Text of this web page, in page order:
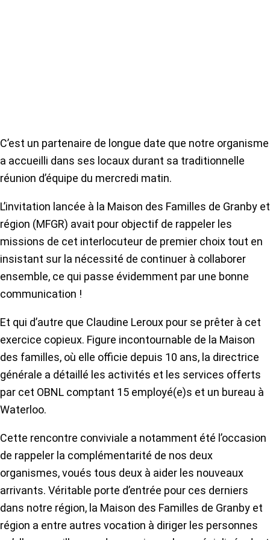
C’est un partenaire de longue date que notre organisme
a accueilli dans ses locaux durant sa traditionnelle
réunion d’équipe du mercredi matin.
L’invitation lancée à la Maison des Familles de Granby et
région (MFGR) avait pour objectif de rappeler les
missions de cet interlocuteur de premier choix tout en
insistant sur la nécessité de continuer à collaborer
ensemble, ce qui passe évidemment par une bonne
communication !
Et qui d’autre que Claudine Leroux pour se prêter à cet
exercice copieux. Figure incontournable de la Maison
des familles, où elle officie depuis 10 ans, la directrice
générale a détaillé les activités et les services offerts
par cet OBNL comptant 15 employé(e)s et un bureau à
Waterloo.
Cette rencontre conviviale a notamment été l’occasion
de rappeler la complémentarité de nos deux
organismes, voués tous deux à aider les nouveaux
arrivants. Véritable porte d’entrée pour ces derniers
dans notre région, la Maison des Familles de Granby et
région a entre autres vocation à diriger les personnes